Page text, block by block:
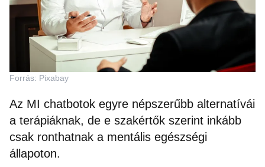
Forrás: Pixabay
Az MI chatbotok egyre népszerűbb alternatívái
a terápiáknak, de e szakértők szerint inkább
csak ronthatnak a mentális egészségi
állapoton.